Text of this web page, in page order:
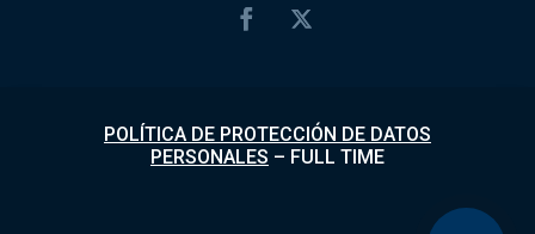
POLÍTICA DE PROTECCIÓN DE DATOS
PERSONALES – FULL TIME